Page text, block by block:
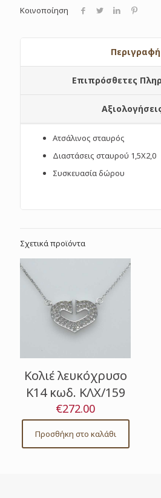
Κοινοποίηση
Περιγραφή
Επιπρόσθετες
Ατσάλινος σταυρός
Διαστάσεις σταυρού 1,5X2,0
Συσκευασία δώρου
Σχετικά προϊόντα
Κολιέ λευκόχρυσο
Κ14 κωδ. ΚΛΧ/159
€272.00
Προσθήκη στο καλάθι